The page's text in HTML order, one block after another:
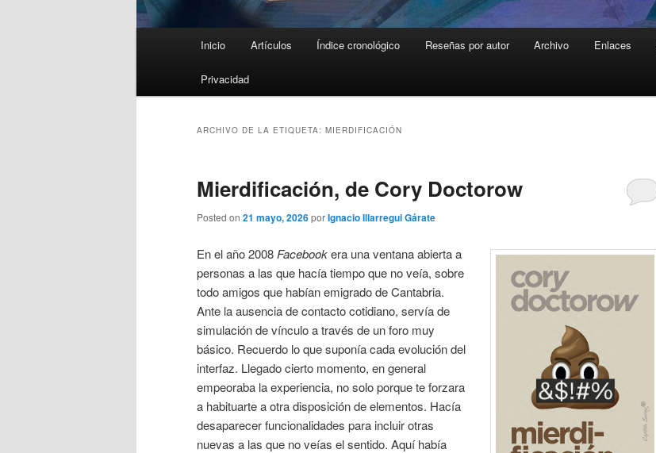
Inicio Artículos Índice cronológico Reseñas por autor Archivo Enlaces
Privacidad
ARCHIVO DE LA ETIQUETA: MIERDIFICACIÓN
Mierdificación, de Cory Doctorow
Posted on 21 mayo, 2026porIgnacio Illarregui Gárate
En el año 2008 Facebookera una ventana abierta a
personas a las que hacía tiempo que no veía, sobre
todo amigos que habían emigrado de Cantabria.
Ante la ausencia de contacto cotidiano, servía de
simulación de vínculo a través de un foro muy
básico. Recuerdo lo que suponía cada evolución del
interfaz. Llegado cierto momento, en general
empeoraba la experiencia, no solo porque te forzara
a habituarte a otra disposición de elementos. Hacía
desaparecer funcionalidades para incluir otras
nuevas a las que no veías el sentido. Aquí había